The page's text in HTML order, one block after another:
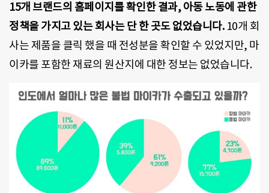
15개 브랜드의 홈페이지를 확인한 결과, 아동 노동에 관한
정책을 가지고 있는 회사는 단 한 곳도 없었습니다.10개 회
사는 제품을 클릭 했을 때 전성분을 확인할 수 있었지만, 마
이카를 포함한 재료의 원산지에 대한 정보는 없었습니다.